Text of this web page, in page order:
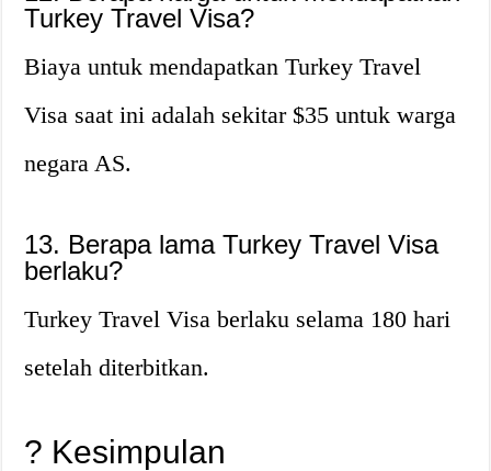
Turkey Travel Visa?
Biaya untuk mendapatkan Turkey Travel
Visa saat ini adalah sekitar $35 untuk warga
negara AS.
13. Berapa lama Turkey Travel Visa
berlaku?
Turkey Travel Visa berlaku selama 180 hari
setelah diterbitkan.
? Kesimpulan